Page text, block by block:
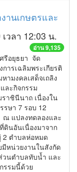
านเกษตรและ
วลา 12:03 น.
อ่าน 9,135
รีอยุธยา จัด
ารเฉลิมพระเกียรติ
ามงคลเสด็จเถลิง
ละกิจกรรม
ราชินีนาถ เนื่องใน
ษา 7 รอบ 12
แปลงทดลองและ
ดินอันเนื่องมาจาก
2 ตำบลห่อหมด
มีหน่วยงานในสังกัด
วนตำบลทับน้ำ และ
รรมนี้ด้วย